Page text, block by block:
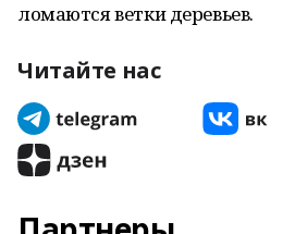
ломаются ветки деревьев.
Читайте нас